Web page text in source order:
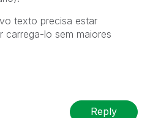
texto precisa estar
carrega-lo sem maiores
Reply